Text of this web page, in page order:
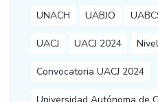
UNACH UABJO
UACJ UACJ 2024
Convocatoria UACJ 2024